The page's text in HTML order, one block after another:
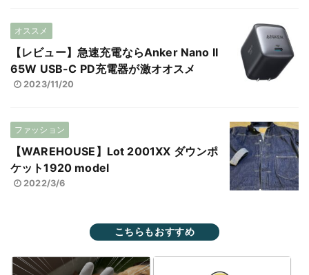
オススメ
【レビュー】急速充電ならAnker Nano II
65W USB-C PD充電器が激オオスメ
2023/11/20
ファッション
【WAREHOUSE】Lot 2001XX ダウンポ
ケット1920 model
2022/3/6
こちらもおすすめ